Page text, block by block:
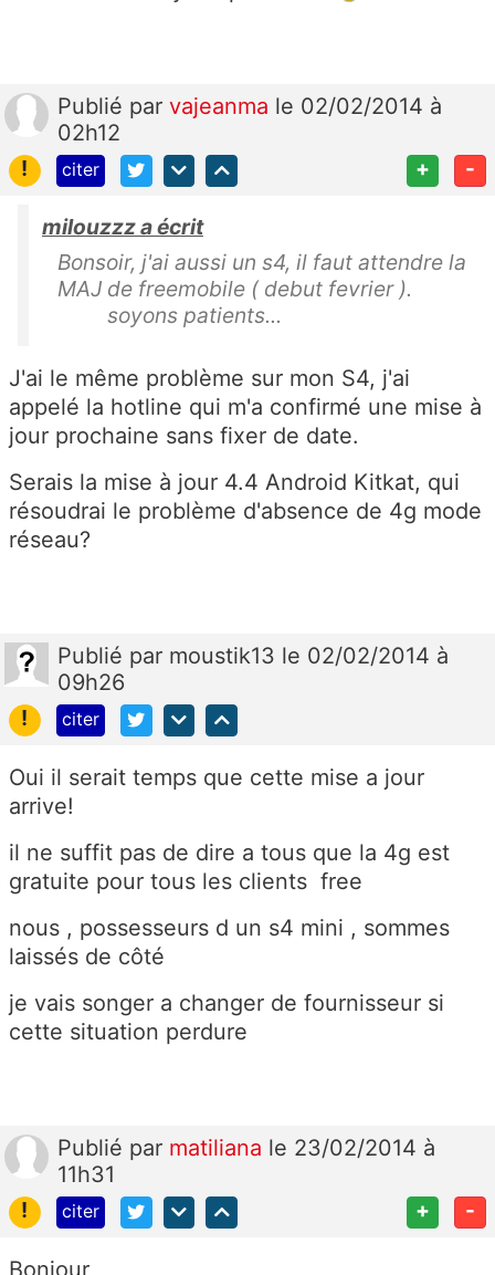
Publié par vajeanma le 02/02/2014 à
02h12
!
citer + -
milouzzz a écrit
Bonsoir, j'ai aussi un s4, il faut attendre la
MAJ de freemobile ( debut fevrier ).
soyons patients...
J'ai le même problème sur mon S4, j'ai
appelé la hotline qui m'a confirmé une mise à
jour prochaine sans fixer de date.
Serais la mise à jour 4.4 Android Kitkat, qui
résoudrai le problème d'absence de 4g mode
réseau?
Publié par moustik13 le 02/02/2014 à
09h26
!
citer
Oui il serait temps que cette mise a jour
arrive!
il ne suffit pas de dire a tous que la 4g est
gratuite pour tous les clients free
nous , possesseurs d un s4 mini , sommes
laissés de côté
je vais songer a changer de fournisseur si
cette situation perdure
Publié par matiliana le 23/02/2014 à
11h31
!
citer + -
Bonjour,